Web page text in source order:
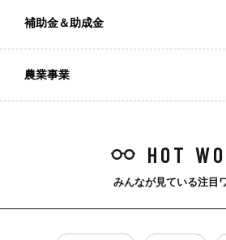
補助金＆助成金
農業事業
HOT
みんなが見ている注目